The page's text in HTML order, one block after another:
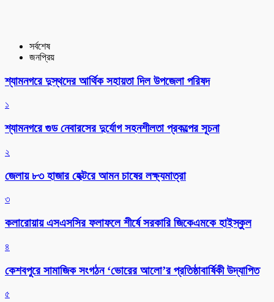
সর্বশেষ
জনপ্রিয়
শ্যামনগরে দুস্থদের আর্থিক সহায়তা দিল উপজেলা পরিষদ
১
শ্যামনগরে গুড নেবারসের দুর্যোগ সহনশীলতা প্রকল্পের সূচনা
২
জেলায় ৮৩ হাজার হেক্টরে আমন চাষের লক্ষ্যমাত্রা
৩
কলারোয়ায় এসএসসির ফলাফলে শীর্ষে সরকারি জিকেএমকে হাইস্কুল
৪
কেশবপুরে সামাজিক সংগঠন ‘ভোরের আলো’র প্রতিষ্ঠাবার্ষিকী উদ্যাপিত
৫